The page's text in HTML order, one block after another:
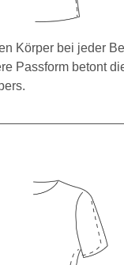
Körper bei jeder
Passform betont